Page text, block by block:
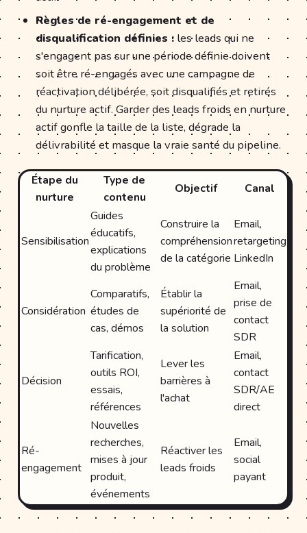
Règles de ré-engagement et de
disqualification définies : les leads qui ne
s'engagent pas sur une période définie doivent
soit être ré-engagés avec une campagne de
réactivation délibérée, soit disqualifiés et retirés
du nurture actif. Garder des leads froids en nurture
actif gonfle la taille de la liste, dégrade la
délivrabilité et masque la vraie santé du pipeline.
Étape du
nurture
Type de
contenu
Objectif Canal
Sensibilisation
Guides
éducatifs,
explications
du problème
Construire la
compréhension
de la catégorie
Email,
retargeting
LinkedIn
Considération
Comparatifs,
études de
cas, démos
Établir la
supériorité de
la solution
Email,
prise de
contact
SDR
Décision
Tarification,
outils ROI,
essais,
références
Lever les
barrières à
l'achat
Email,
contact
SDR/AE
direct
Ré-
engagement
Nouvelles
recherches,
mises à jour
produit,
événements
Réactiver les
leads froids
Email,
social
payant